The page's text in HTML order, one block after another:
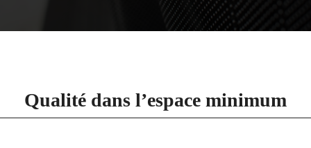
Qualité dans l’espace minimum